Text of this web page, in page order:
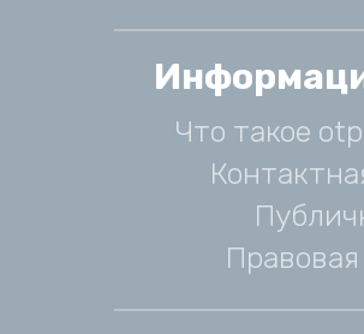
Что такое